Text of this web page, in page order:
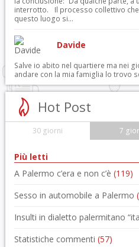
interrotto. Il processo collettivo
questo luogo si...
Davide
Salve io abito nel quartiere ma nei
andare con la mia famiglia lo trovo
Hot Post
30 giorni 7
Più letti
A Palermo c’era e non c’è (119)
Sesso in automobile a Palermo
Insulti in dialetto palermitano
Statistiche commenti (57)